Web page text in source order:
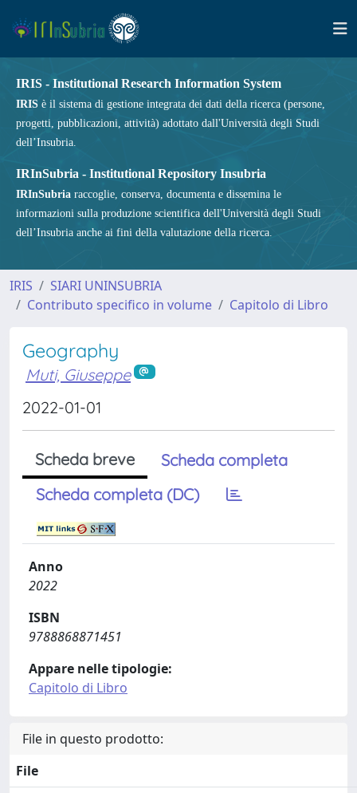
IRIS - Institutional Research Information System
IRIS è il sistema di gestione integrata dei dati della ricerca (persone,
progetti, pubblicazioni, attività) adottato dall'Università degli Studi
dell’Insubria.
IRInSubria - Institutional Repository Insubria
IRInSubria raccoglie, conserva, documenta e dissemina le
informazioni sulla produzione scientifica dell'Università degli Studi
dell’Insubria anche ai fini della valutazione della ricerca.
IRIS
SIARI UNINSUBRIA
Contributo specifico in volume
Capitolo di Libro
Geography
Muti, Giuseppe
2022-01-01
Scheda breve
Scheda completa
Scheda completa (DC)
Anno
2022
ISBN
9788868871451
Appare nelle tipologie:
Capitolo di Libro
File in questo prodotto:
File